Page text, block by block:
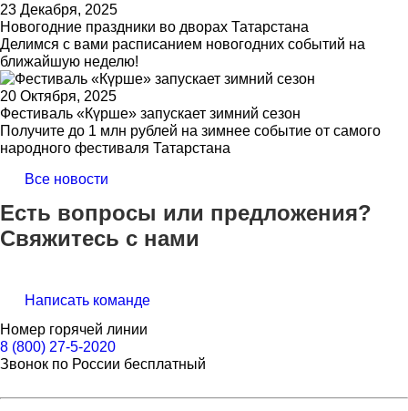
23 Декабря, 2025
Новогодние праздники во дворах Татарстана
Делимся с вами расписанием новогодних событий на
ближайшую неделю!
20 Октября, 2025
Фестиваль «Күрше» запускает зимний сезон
Получите до 1 млн рублей на зимнее событие от самого
народного фестиваля Татарстана
Все новости
Есть вопросы или предложения?
Свяжитесь с нами
Написать команде
Номер горячей линии
8 (800) 27-5-2020
Звонок по России бесплатный